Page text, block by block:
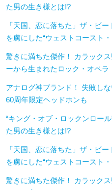
た男の生き様とは!?
「天国、恋に落ちた」ザ・ビ
を虜にした“ウェストコースト
驚きに満ちた傑作！ カラック
ーから生まれたロック・オペラ
アナログ神ブランド！ 失敗し
60周年限定ヘッドホンも
“キング・オブ・ロックンロー
た男の生き様とは!?
「天国、恋に落ちた」ザ・ビ
を虜にした“ウェストコースト
驚きに満ちた傑作！ カラック